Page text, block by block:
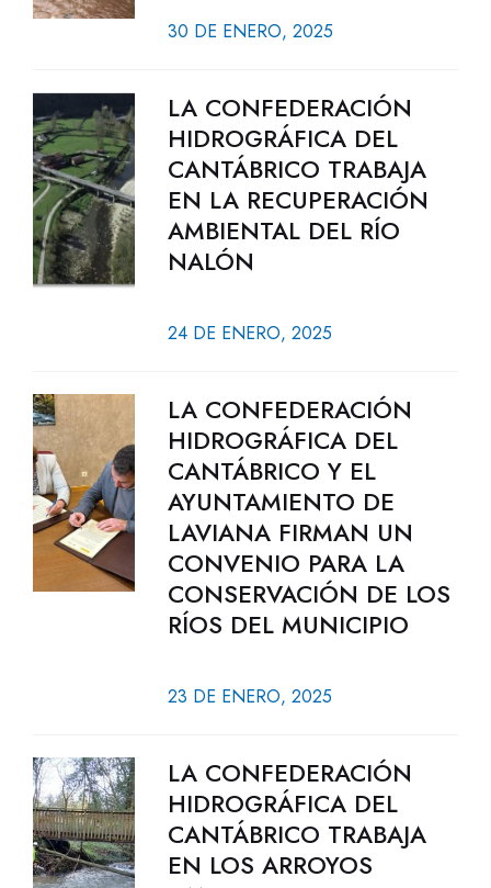
30 DE ENERO, 2025
LA CONFEDERACIÓN
HIDROGRÁFICA DEL
CANTÁBRICO TRABAJA
EN LA RECUPERACIÓN
AMBIENTAL DEL RÍO
NALÓN
24 DE ENERO, 2025
LA CONFEDERACIÓN
HIDROGRÁFICA DEL
CANTÁBRICO Y EL
AYUNTAMIENTO DE
LAVIANA FIRMAN UN
CONVENIO PARA LA
CONSERVACIÓN DE LOS
RÍOS DEL MUNICIPIO
23 DE ENERO, 2025
LA CONFEDERACIÓN
HIDROGRÁFICA DEL
CANTÁBRICO TRABAJA
EN LOS ARROYOS